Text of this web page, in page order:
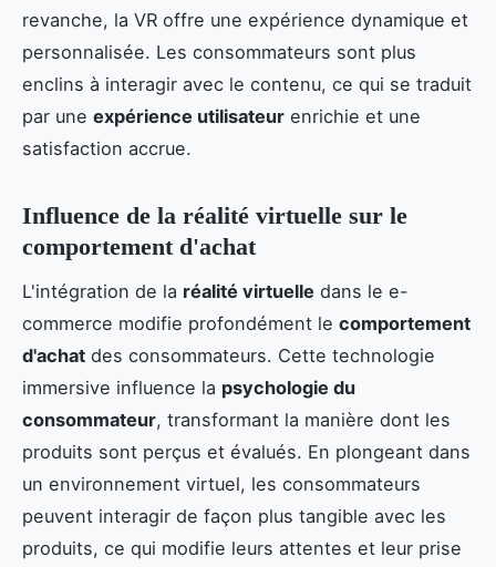
revanche, la VR offre une expérience dynamique et
personnalisée. Les consommateurs sont plus
enclins à interagir avec le contenu, ce qui se traduit
par une expérience utilisateur enrichie et une
satisfaction accrue.
Influence de la réalité virtuelle sur le
comportement d'achat
L'intégration de la réalité virtuelle dans le e-
commerce modifie profondément le comportement
d'achat des consommateurs. Cette technologie
immersive influence la psychologie du
consommateur, transformant la manière dont les
produits sont perçus et évalués. En plongeant dans
un environnement virtuel, les consommateurs
peuvent interagir de façon plus tangible avec les
produits, ce qui modifie leurs attentes et leur prise